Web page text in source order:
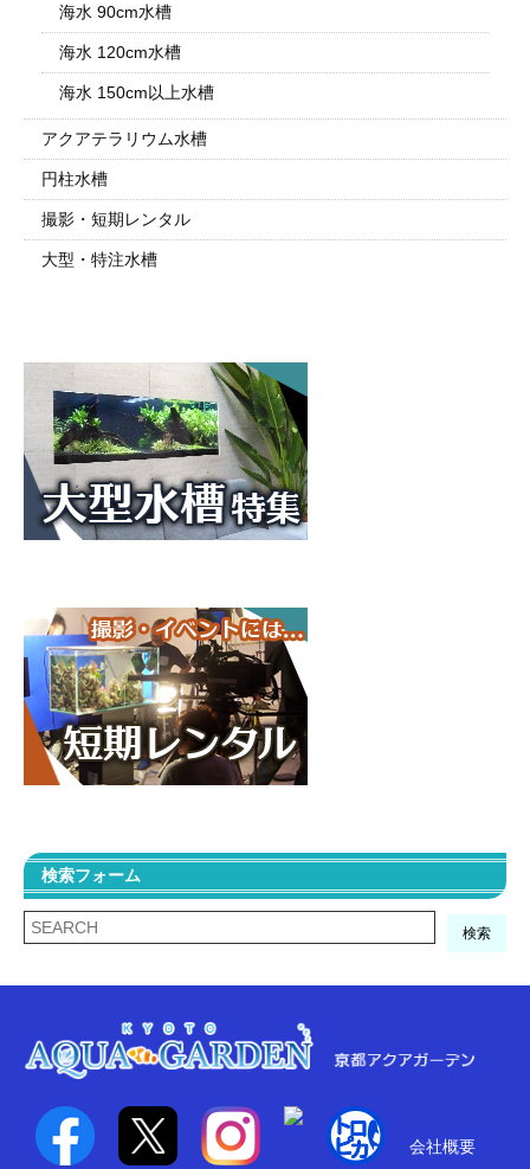
海水 90cm水槽
海水 120cm水槽
海水 150cm以上水槽
アクアテラリウム水槽
円柱水槽
撮影・短期レンタル
大型・特注水槽
検索フォーム
検索
会社概要